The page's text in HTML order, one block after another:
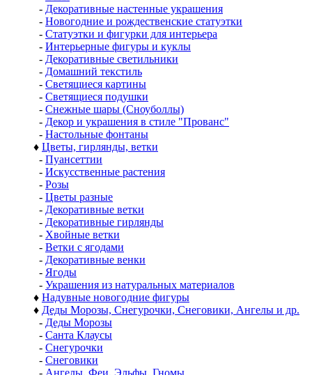
- Декоративные настенные украшения
- Новогодние и рождественские статуэтки
- Статуэтки и фигурки для интерьера
- Интерьерные фигуры и куклы
- Декоративные светильники
- Домашний текстиль
- Светящиеся картины
- Светящиеся подушки
- Снежные шары (Сноуболлы)
- Декор и украшения в стиле "Прованс"
- Настольные фонтаны
♦ Цветы, гирлянды, ветки
- Пуансеттии
- Искусственные растения
- Розы
- Цветы разные
- Декоративные ветки
- Декоративные гирлянды
- Хвойные ветки
- Ветки с ягодами
- Декоративные венки
- Ягоды
- Украшения из натуральных материалов
♦ Надувные новогодние фигуры
♦ Деды Морозы, Снегурочки, Снеговики, Ангелы и др.
- Деды Морозы
- Санта Клаусы
- Снегурочки
- Снеговики
- Ангелы, Феи, Эльфы, Гномы